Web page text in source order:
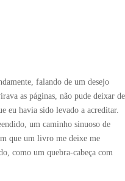
falando de um desejo
as páginas, não pude deixar de
eu havia sido levado a acreditar.
um caminho sinuoso de
que um livro me deixe me
como um quebra-cabeça com